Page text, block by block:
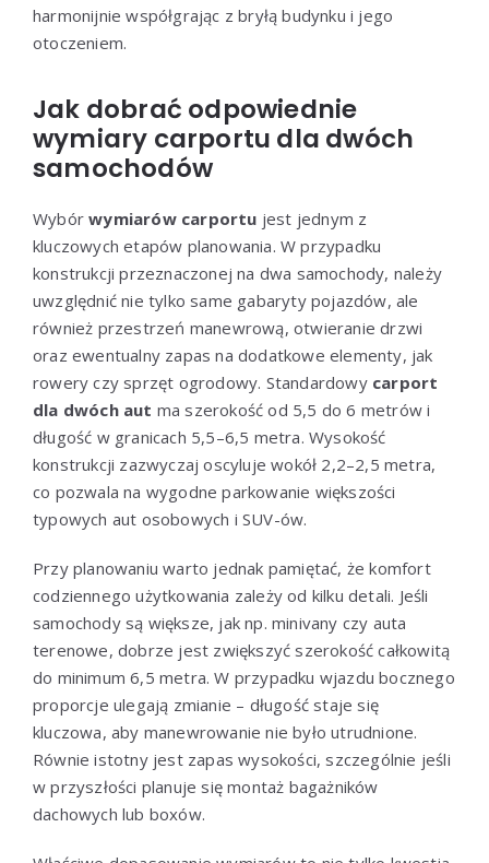
harmonijnie współgrając z bryłą budynku i jego
otoczeniem.
Jak dobrać odpowiednie
wymiary carportu dla dwóch
samochodów
Wybórwymiarów carportu jest jednym z
kluczowych etapów planowania. W przypadku
konstrukcji przeznaczonej na dwa samochody, należy
uwzględnić nie tylko same gabaryty pojazdów, ale
również przestrzeń manewrową, otwieranie drzwi
oraz ewentualny zapas na dodatkowe elementy, jak
rowery czy sprzęt ogrodowy. Standardowy carport
dla dwóch aut ma szerokość od 5,5 do 6 metrów i
długość w granicach 5,5–6,5 metra. Wysokość
konstrukcji zazwyczaj oscyluje wokół 2,2–2,5 metra,
co pozwala na wygodne parkowanie większości
typowych aut osobowych i SUV-ów.
Przy planowaniu warto jednak pamiętać, że komfort
codziennego użytkowania zależy od kilku detali. Jeśli
samochody są większe, jak np. minivany czy auta
terenowe, dobrze jest zwiększyć szerokość całkowitą
do minimum 6,5 metra. W przypadku wjazdu bocznego
proporcje ulegają zmianie – długość staje się
kluczowa, aby manewrowanie nie było utrudnione.
Równie istotny jest zapas wysokości, szczególnie jeśli
w przyszłości planuje się montaż bagażników
dachowych lub boxów.